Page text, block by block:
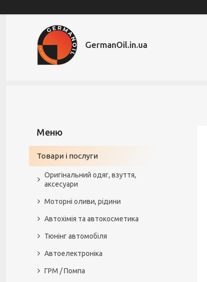
GermanOil.in.ua
Товари і послуги
Оригінальний одяг, взуття,
аксесуари
Моторні оливи, рідини
Автохімія та автокосметика
Тюнінг автомобіля
Автоелектроніка
ГРМ / Помпа